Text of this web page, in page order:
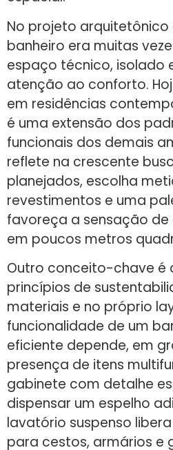
No projeto arquitetônico
banheiro era muitas
espaço técnico, isolado
atenção ao conforto.
em residências
é uma extensão dos
funcionais dos demais
reflete na crescente
planejados, escolha
revestimentos e uma
favoreça a sensação
em poucos metros
Outro conceito-chave é
princípios de
materiais e no próprio
funcionalidade de um
eficiente depende, em
presença de itens
gabinete com detalhe
dispensar um espelho
lavatório suspenso
para cestos, armários e